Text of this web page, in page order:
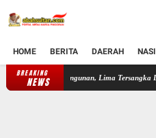
HOME BERITA DAERAH
BREAKING
NEWS
Pencuri Besi Bangunan, Lima Tersangka